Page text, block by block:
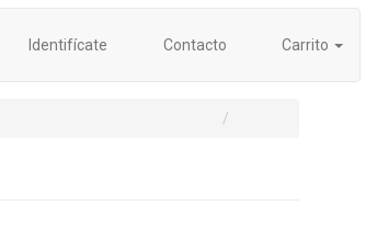
Identifícate Contacto Carrito